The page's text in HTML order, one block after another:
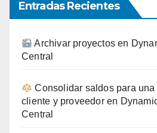
Entradas Recientes
Archivar proyectos en
Central
Consolidar saldos para
cliente y proveedor en
Central